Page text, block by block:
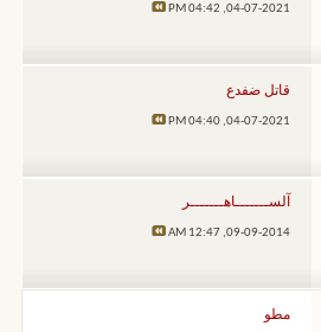
04-07-2021,
04:42 PM
قاتل ضفدع
04-07-2021,
04:40 PM
آلســـــــاهـــــــر
09-09-2014,
12:47 AM
مطو